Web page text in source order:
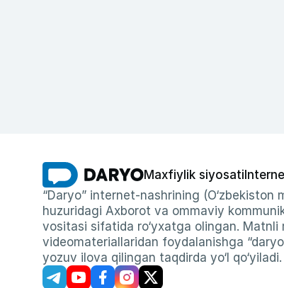
Maxfiylik siyosati
“Daryo” internet-nashrining
huzuridagi Axborot va ommaviy
vositasi sifatida ro‘yxatga olingan.
videomateriallaridan foydalanishga
yozuv ilova qilingan taqdirda yo‘l qo‘yiladi.